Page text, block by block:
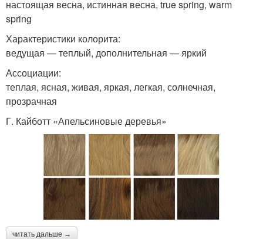
настоящая весна, истинная весна, true spring, warm
spring
Характеристики колорита:
ведущая — теплый, дополнительная — яркий
Ассоциации:
теплая, ясная, живая, яркая, легкая, солнечная,
прозрачная
Г. Кайботт «Апельсиновые деревья»
читать дальше →